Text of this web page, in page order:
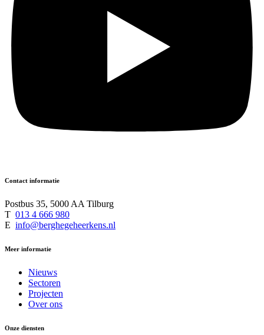
Contact informatie
Postbus 35, 5000 AA Tilburg
T 013 4 666 980
E info@berghegeheerkens.nl
Meer informatie
Nieuws
Sectoren
Projecten
Over ons
Onze diensten